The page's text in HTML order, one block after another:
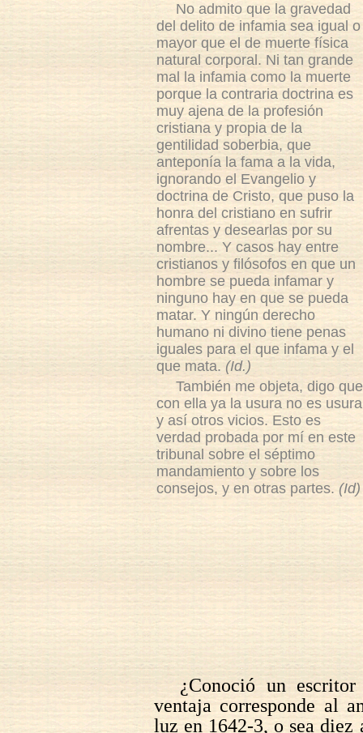
No admito que la gravedad
del delito de infamia sea igual o
mayor que el de muerte física
natural corporal. Ni tan grande
mal la infamia como la muerte
porque la contraria doctrina es
muy ajena de la profesión
cristiana y propia de la
gentilidad soberbia, que
anteponía la fama a la vida,
ignorando el Evangelio y
doctrina de Cristo, que puso la
honra del cristiano en sufrir
afrentas y desearlas por su
nombre... Y casos hay entre
cristianos y filósofos en que un
hombre se pueda infamar y
ninguno hay en que se pueda
matar. Y ningún derecho
humano ni divino tiene penas
iguales para el que infama y el
que mata. (Id.)
También me objeta, digo que
con ella ya la usura no es usura
y así otros vicios. Esto es
verdad probada por mí en este
tribunal sobre el séptimo
mandamiento y sobre los
consejos, y en otras partes. (Id)
¿Conoció un
ventaja corresponde al
luz en 1642-3, o sea diez